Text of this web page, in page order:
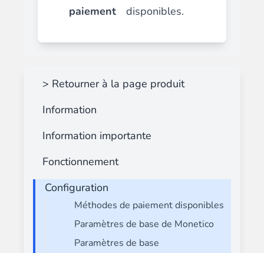
paiement
disponibles.
> Retourner à la page produit
Information
Information importante
Fonctionnement
Configuration
Méthodes de paiement disponibles
Paramètres de base de Monetico
Paramètres de base